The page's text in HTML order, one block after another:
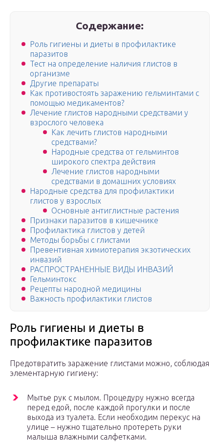
Содержание:
Роль гигиены и диеты в профилактике
паразитов
Тест на определение наличия глистов в
организме
Другие препараты
Как противостоять заражению гельминтами с
помощью медикаментов?
Лечение глистов народными средствами у
взрослого человека
Как лечить глистов народными
средствами?
Народные средства от гельминтов
широкого спектра действия
Лечение глистов народными
средствами в домашних условиях
Народные средства для профилактики
глистов у взрослых
Основные антиглистные растения
Признаки паразитов в кишечнике
Профилактика глистов у детей
Методы борьбы с глистами
Превентивная химиотерапия экзотических
инвазий
РАСПРОСТРАНЕННЫЕ ВИДЫ ИНВАЗИЙ
Гельминтокс
Рецепты народной медицины
Важность профилактики глистов
Роль гигиены и диеты в
профилактике паразитов
Предотвратить заражение глистами можно, соблюдая
элементарную гигиену:
Мытье рук с мылом. Процедуру нужно всегда
перед едой, после каждой прогулки и после
выхода из туалета. Если необходим перекус на
улице – нужно тщательно протереть руки
малыша влажными салфетками.